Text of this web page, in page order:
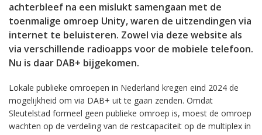
achterbleef na een mislukt samengaan met de
toenmalige omroep Unity, waren de uitzendingen via
internet te beluisteren. Zowel via deze website als
via verschillende radioapps voor de mobiele telefoon.
Nu is daar DAB+ bijgekomen.
Lokale publieke omroepen in Nederland kregen eind 2024 de
mogelijkheid om via DAB+ uit te gaan zenden. Omdat
Sleutelstad formeel geen publieke omroep is, moest de omroep
wachten op de verdeling van de restcapaciteit op de multiplex in